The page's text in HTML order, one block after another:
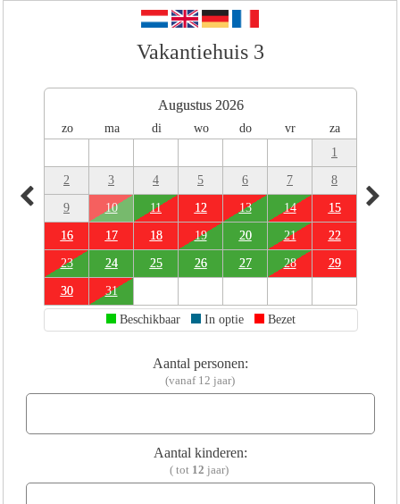
Vakantiehuis 3
Augustus 2026
zo ma di wo do vr
za
1
2 3 4 5 6 7 8
9 10 11 12 13 14 15
16 17 18 19 20 21 22
23 24 25 26 27 28 29
30 31
Beschikbaar In optie Bezet
Aantal personen:
(vanaf 12 jaar)
Aantal kinderen:
( tot 12 jaar)